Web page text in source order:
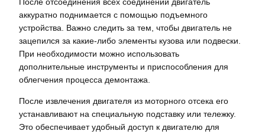
аккуратно поднимается с помощью подъемного
устройства. Важно следить за тем, чтобы двигатель не
зацепился за какие-либо элементы кузова или подвески.
При необходимости можно использовать
дополнительные инструменты и приспособления для
облегчения процесса демонтажа.
После извлечения двигателя из моторного отсека его
устанавливают на специальную подставку или тележку.
Это обеспечивает удобный доступ к двигателю для